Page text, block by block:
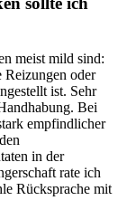
meist mild ⁤sind:
Reizungen oder
ist. Sehr
Bei
empfindlicher
in der
rate ich‌
Rücksprache‍ mit